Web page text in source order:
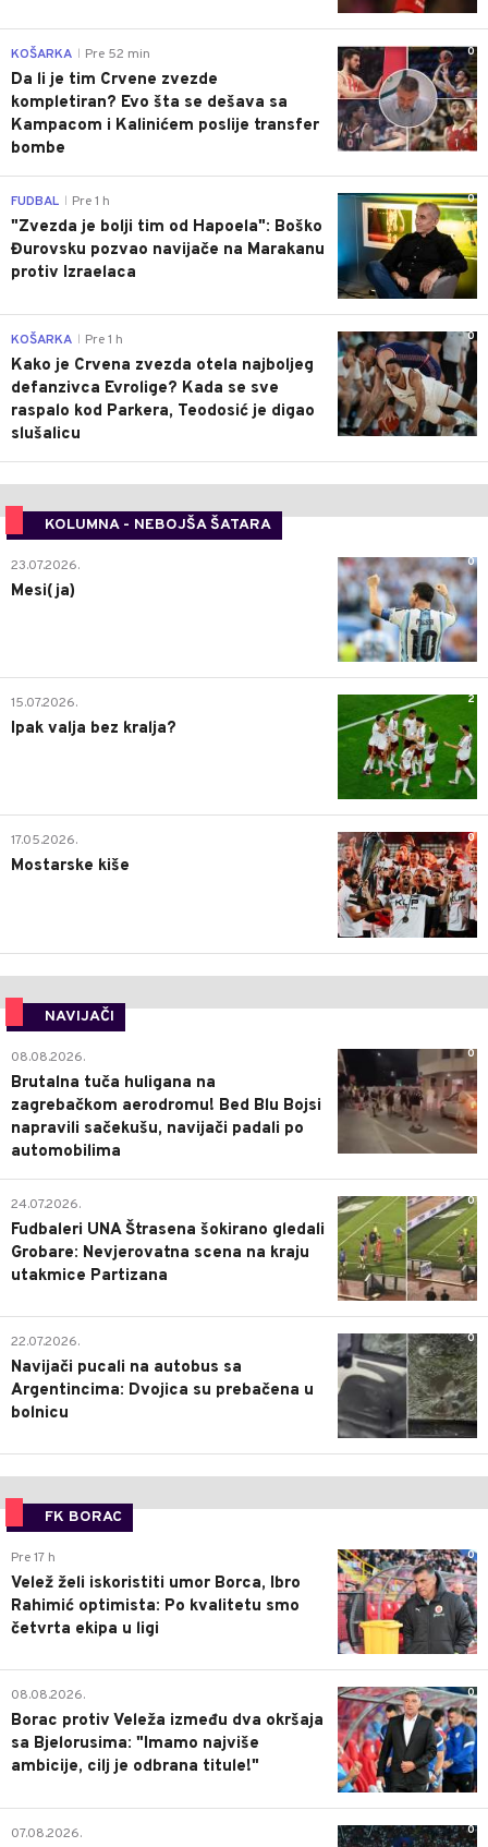
0
KOŠARKA Pre 52 min
Da li je tim Crvene zvezde
kompletiran? Evo šta se dešava sa
Kampacom i Kalinićem poslije transfer
bombe
0
FUDBAL Pre 1 h
"Zvezda je bolji tim od Hapoela": Boško
Đurovsku pozvao navijače na Marakanu
protiv Izraelaca
0
KOŠARKA Pre 1 h
Kako je Crvena zvezda otela najboljeg
defanzivca Evrolige? Kada se sve
raspalo kod Parkera, Teodosić je digao
slušalicu
KOLUMNA - NEBOJŠA ŠATARA
0
23.07.2026.
Mesi(ja)
2
15.07.2026.
Ipak valja bez kralja?
0
17.05.2026.
Mostarske kiše
NAVIJAČI
0
08.08.2026.
Brutalna tuča huligana na
zagrebačkom aerodromu! Bed Blu Bojsi
napravili sačekušu, navijači padali po
automobilima
0
24.07.2026.
Fudbaleri UNA Štrasena šokirano gledali
Grobare: Nevjerovatna scena na kraju
utakmice Partizana
0
22.07.2026.
Navijači pucali na autobus sa
Argentincima: Dvojica su prebačena u
bolnicu
FK BORAC
0
Pre 17 h
Velež želi iskoristiti umor Borca, Ibro
Rahimić optimista: Po kvalitetu smo
četvrta ekipa u ligi
0
08.08.2026.
Borac protiv Veleža između dva okršaja
sa Bjelorusima: "Imamo najviše
ambicije, cilj je odbrana titule!"
0
07.08.2026.